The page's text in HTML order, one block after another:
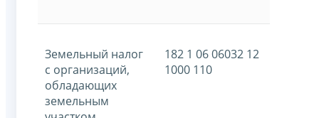
Земельный налог
с организаций,
обладающих
земельным
182 1 06 06032 12
1000 110